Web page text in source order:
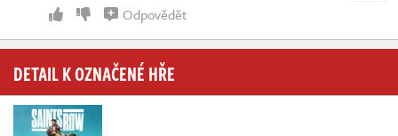
Odpovědět
DETAIL K OZNAČENÉ HŘE